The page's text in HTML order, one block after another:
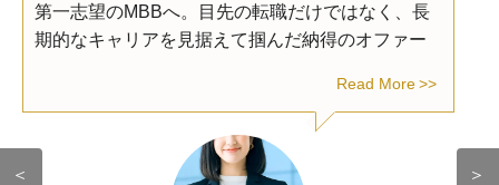
＜
第一志望のMBBへ。目先の転職だけではなく、長
期的なキャリアを見据えて掴んだ納得のオファー
Read More
＞